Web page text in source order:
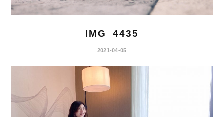
IMG_4435
2021-04-05